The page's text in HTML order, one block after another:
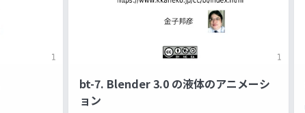
bt-7. Blender 3.0 の液体のアニメーシ
ョン